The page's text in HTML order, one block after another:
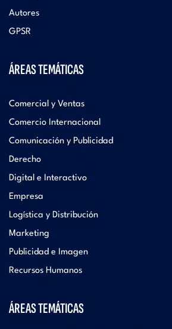
Autores
GPSR
ÁREAS TEMÁTICAS
Comercial y Ventas
Comercio Internacional
Comunicación y Publicidad
Derecho
Digital e Interactivo
Empresa
Logística y Distribución
Marketing
Publicidad e Imagen
Recursos Humanos
ÁREAS TEMÁTICAS